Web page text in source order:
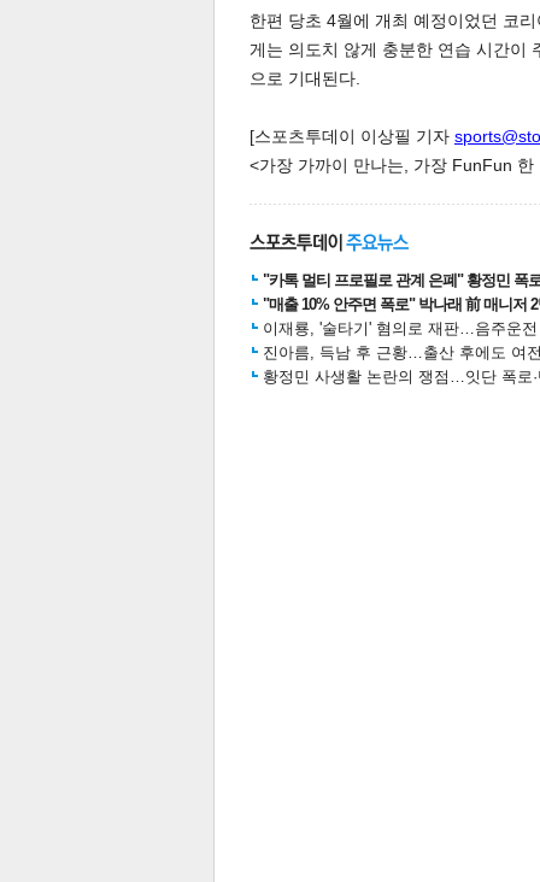
한편 당초 4월에 개최 예정이었던 코
게는 의도치 않게 충분한 연습 시간이
으로 기대된다.
[스포츠투데이 이상필 기자
<가장 가까이 만나는, 가장 FunFun
"카톡 멀티 프로필로 관계 은폐" 황정민 폭
"매출 10% 안주면 폭로" 박나래 前 매니저
이재룡, '술타기' 혐의로 재판…음주운
진아름, 득남 후 근황…출산 후에도 여
황정민 사생활 논란의 쟁점…잇단 폭로